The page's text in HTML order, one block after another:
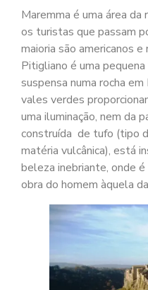
Maremma é uma área da
os turistas que passam
maioria são americanos e
Pitigliano é uma
suspensa numa rocha
vales verdes
uma iluminação, nem da
construída de tufo (tipo
matéria vulcânica), está
beleza inebriante, onde
obra do homem àquela